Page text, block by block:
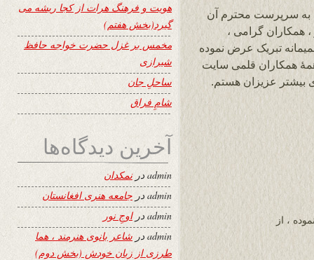
سایت ۲۴ ساعت را به سرپرست محترم آن
همکاران گرامی ،
تبریک عرض نموده
همکاران قلمی سایت
بیشتر عزیزان هستم.
، از
هویت و فرهنگ هرات از کجا ریشه می
گیرد(بخش هفتم)
مخمس بر غزل حضرت خواجه حافظ
شیرازی
ساحلِ جان
شامِ فراق
آخرین دیدگاه‌ها
adminدرنمکدان
adminدر جامعه هنری افغانستان
adminدراوجِ نور
adminدر شاعر بانوی هنرمند ، هما
طرزی از زبان خودش (بخش دوم)